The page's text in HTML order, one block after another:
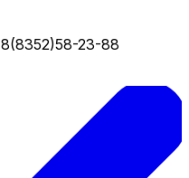
8(8352)58-23-88